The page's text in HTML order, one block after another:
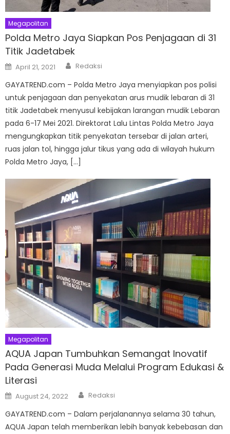
Megapolitan
Polda Metro Jaya Siapkan Pos Penjagaan di 31
Titik Jadetabek
Posted
on
April 21, 2021 Author
Redaksi
GAYATREND.com – Polda Metro Jaya menyiapkan pos polisi
untuk penjagaan dan penyekatan arus mudik lebaran di 31
titik Jadetabek menyusul kebijakan larangan mudik Lebaran
pada 6-17 Mei 2021. Direktorat Lalu Lintas Polda Metro Jaya
mengungkapkan titik penyekatan tersebar di jalan arteri,
ruas jalan tol, hingga jalur tikus yang ada di wilayah hukum
Polda Metro Jaya, […]
Megapolitan
AQUA Japan Tumbuhkan Semangat Inovatif
Pada Generasi Muda Melalui Program Edukasi &
Literasi
Posted
on
August 24, 2022 Author
Redaksi
GAYATREND.com – Dalam perjalanannya selama 30 tahun,
AQUA Japan telah memberikan lebih banyak kebebasan dan